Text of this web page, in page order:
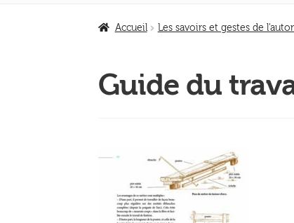
Accueil Les savoirs et gestes de
Guide du